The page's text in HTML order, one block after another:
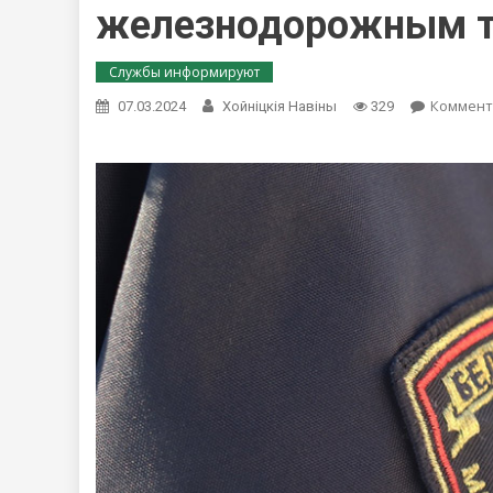
железнодорожным
Службы информируют
07.03.2024 Хойнiцкiя Навiны 329